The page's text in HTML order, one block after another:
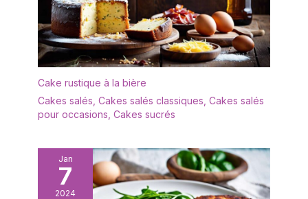
Cake rustique à la bière
Cakes salés Cakes salés classiques Cakes salés
pour occasions Cakes sucrés
Jan
7
2024